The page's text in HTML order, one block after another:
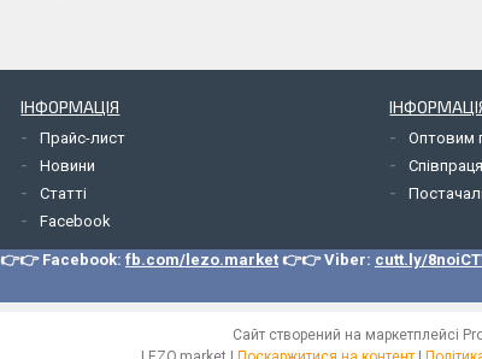
ІНФОРМАЦІЯ
Прайс-лист
Новини
Статті
Facebook
Оптовим
Співпраця
👉👉 Facebook: fb.com/lezo.market 👉👉 Viber: cutt.ly/
Сайт створений на маркетплейсі